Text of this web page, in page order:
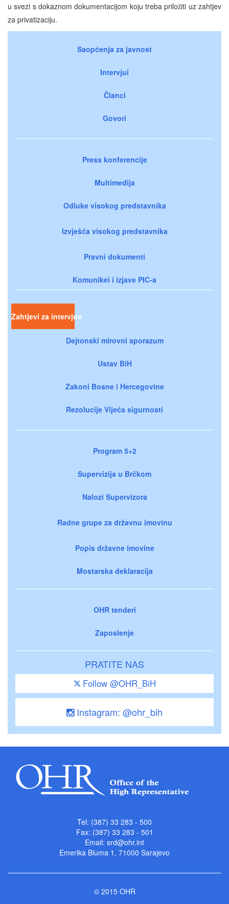
u svezi s dokaznom dokumentacijom koju treba priložiti uz zahtjev
za privatizaciju.
Saopćenja za javnost
Intervjui
Članci
Govori
Press konferencije
Multimedija
Odluke visokog predstavnika
Izvješća visokog predstavnika
Pravni dokumenti
Komunikei i izjave PIC-a
Zahtjevi za intervjue
Dejtonski mirovni sporazum
Ustav BiH
Zakoni Bosne i Hercegovine
Rezolucije Vijeća sigurnosti
Program 5+2
Supervizija u Brčkom
Nalozi Supervizora
Radne grupe za državnu imovinu
Popis državne imovine
Mostarska deklaracija
OHR tenderi
Zaposlenje
PRATITE NAS
Follow @OHR_BiH
Instagram: @ohr_bih
Tel: (387) 33 283 - 500
Fax: (387) 33 283 - 501
Email: srd@ohr.int
Emerika Bluma 1, 71000 Sarajevo
© 2015 OHR